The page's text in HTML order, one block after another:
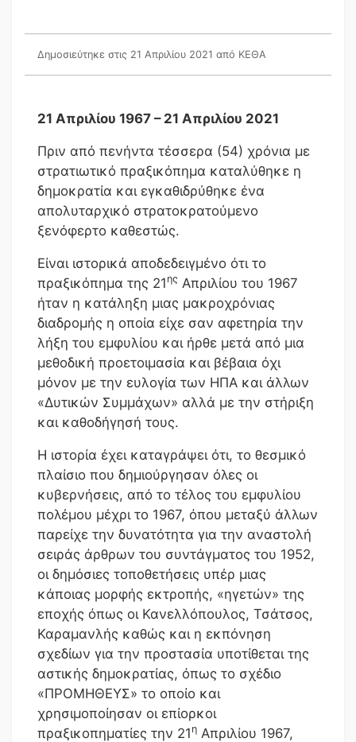
Δημοσιεύτηκε στις 21 Απριλίου 2021 από ΚΕΘΑ
21 Απριλίου 1967 – 21 Απριλίου 2021
Πριν από πενήντα τέσσερα (54) χρόνια με
στρατιωτικό πραξικόπημα καταλύθηκε η
δημοκρατία και εγκαθιδρύθηκε ένα
απολυταρχικό στρατοκρατούμενο
ξενόφερτο καθεστώς.
Είναι ιστορικά αποδεδειγμένο ότι το
πραξικόπημα της 21 ης Απριλίου του 1967
ήταν η κατάληξη μιας μακροχρόνιας
διαδρομής η οποία είχε σαν αφετηρία την
λήξη του εμφυλίου και ήρθε μετά από μια
μεθοδική προετοιμασία και βέβαια όχι
μόνον με την ευλογία των ΗΠΑ και άλλων
«Δυτικών Συμμάχων» αλλά με την στήριξη
και καθοδήγησή τους.
Η ιστορία έχει καταγράψει ότι, το θεσμικό
πλαίσιο που δημιούργησαν όλες οι
κυβερνήσεις, από το τέλος του εμφυλίου
πολέμου μέχρι το 1967, όπου μεταξύ άλλων
παρείχε την δυνατότητα για την αναστολή
σειράς άρθρων του συντάγματος του 1952,
οι δημόσιες τοποθετήσεις υπέρ μιας
κάποιας μορφής εκτροπής, «ηγετών» της
εποχής όπως οι Κανελλόπουλος, Τσάτσος,
Καραμανλής καθώς και η εκπόνηση
σχεδίων για την προστασία υποτίθεται της
αστικής δημοκρατίας, όπως το σχέδιο
«ΠΡΟΜΗΘΕΥΣ» το οποίο και
χρησιμοποίησαν οι επίορκοι
πραξικοπηματίες την 21 η Απριλίου 1967,